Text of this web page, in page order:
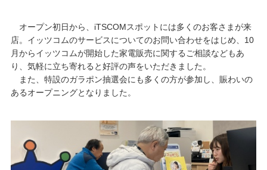
オープン初日から、iTSCOMスポットには多くのお客さまが来
店。イッツコムのサービスについてのお問い合わせをはじめ、10
月からイッツコムが開始した家電販売に関するご相談などもあ
り、気軽に立ち寄れると好評の声をいただきました。
また、特設のガラポン抽選会にも多くの方が参加し、賑わいの
あるオープニングとなりました。